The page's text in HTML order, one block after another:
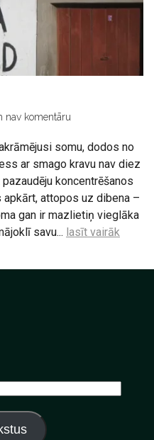
nav komentāru
somu, dodos no
ar smago kravu nav diez
koncentrēšanos
attopos uz dibena –
gan ir mazlietiņ vieglāka
savu... lasīt vairāk